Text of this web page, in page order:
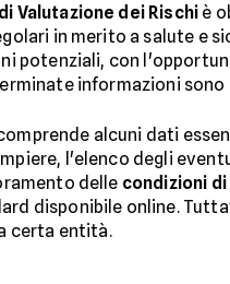
Valutazione dei Rischi è
in merito a salute e
potenziali, con
informazioni sono
alcuni dati
l'elenco degli
delle condizioni
disponibile online.
certa entità.